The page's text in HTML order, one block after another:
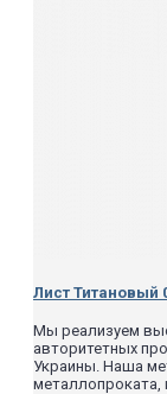
Лист Титановый
Мы реализуем
авторитетных
Украины. Наша
металлопроката,